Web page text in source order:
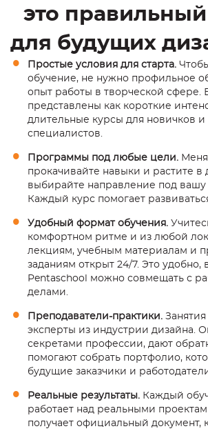
это
для будущих
Простые условия для старта.
обучение, не нужно профильное
опыт работы в творческой сфере.
представлены как короткие
длительные курсы для новичков
специалистов.
Программы под любые цели.
прокачивайте навыки и растите в
выбирайте направление под вашу
Каждый курс помогает
Удобный формат обучения.
комфортном ритме и из любой
лекциям, учебным материалам и
заданиям открыт 24/7. Это удобно,
Pentaschool можно совмещать с
делами.
Преподаватели-практики.
эксперты из индустрии дизайна.
секретами профессии, дают
помогают собрать портфолио,
будущие заказчики и
Реальные результаты. Каждый
работает над реальными
получает официальный документ,